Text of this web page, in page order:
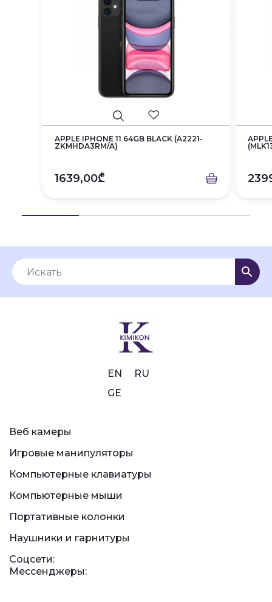
APPLE IPHONE 11 64GB BLACK (A2221-
ZKMHDA3RM/A)
1639,00₾
Веб камеры
Игровые манипуляторы
Компьютерные клавиатуры
Компьютерные мыши
EN
RU
GE
Портативные колонки
Наушники и гарнитуры
Соцсети:
Мессенджеры: